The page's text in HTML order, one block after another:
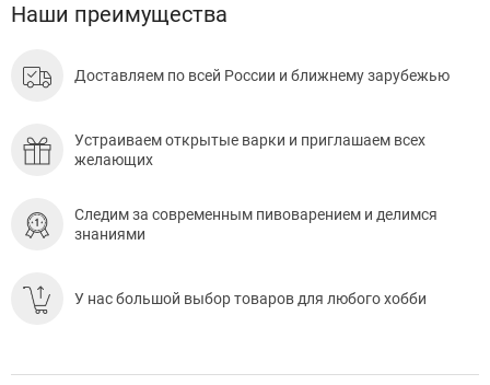
Наши преимущества
Доставляем по всей России и ближнему зарубежью
Устраиваем открытые варки и приглашаем всех
желающих
Следим за современным пивоварением и делимся
знаниями
У нас большой выбор товаров для любого хобби